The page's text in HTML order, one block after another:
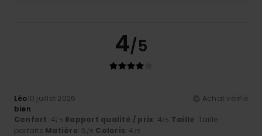
4/5
Léo10 juillet 2026
Achat vérifié
bien
Confort: 4 /5 Rapport qualité / prix: 4 /5 Taille: Taille
parfaite Matière: 5 /5 Coloris: 4 /5